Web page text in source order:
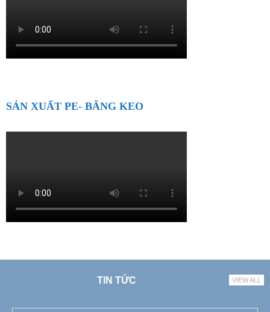
SẢN XUẤT PE- BĂNG KEO
TIN TỨC VIEW ALL